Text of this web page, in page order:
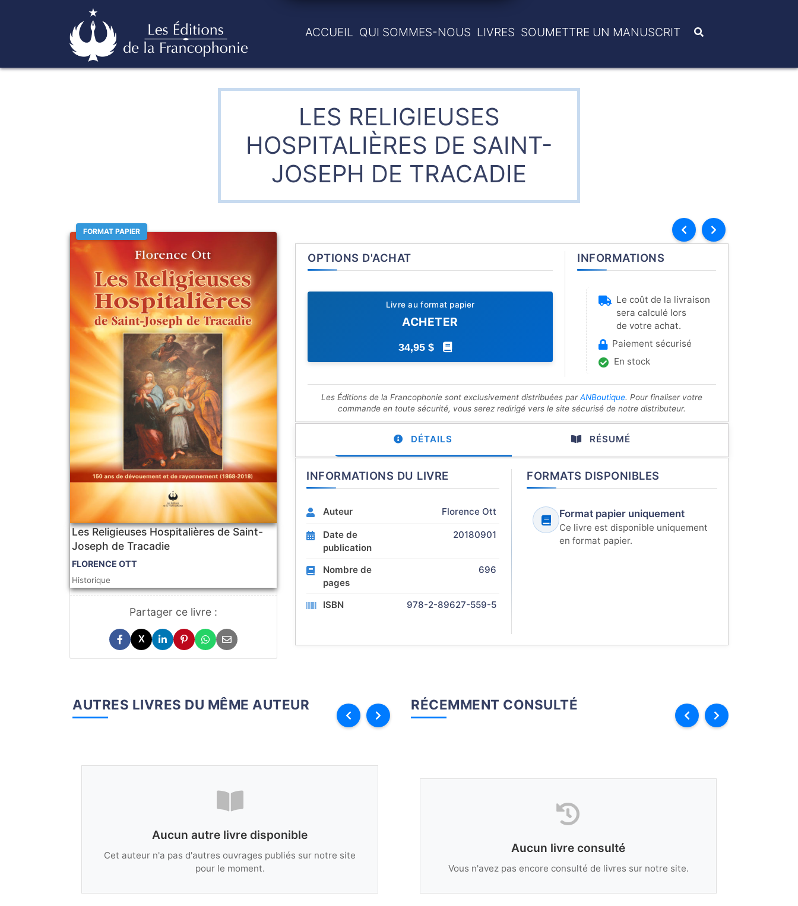
Skip
Éditions de la francophonie
ACCUEIL QUI SOMMES-NOUS LIVRES SOUMETTRE UN MANUSCRIT
LES RELIGIEUSES
HOSPITALIÈRES DE SAINT-
JOSEPH DE TRACADIE
FORMAT PAPIER
Les Religieuses Hospitalières de Saint-
Joseph de Tracadie
FLORENCE OTT
Historique
Partager ce livre :
X
OPTIONS D'ACHAT
Livre au format papier
ACHETER
34,95 $
INFORMATIONS
Le coût de la livraison
sera calculé lors
de votre achat.
Paiement sécurisé
En stock
Les Éditions de la Francophonie sont exclusivement distribuées parANBoutique. Pour finaliser votre
commande en toute sécurité, vous serez redirigé vers le site sécurisé de notre distributeur.
DÉTAILS RÉSUMÉ
INFORMATIONS DU LIVRE
Auteur Florence Ott
Date de
publication
20180901
Nombre de
pages
696
ISBN 978-2-89627-559-5
FORMATS DISPONIBLES
Format papier uniquement
Ce livre est disponible uniquement
en format papier.
AUTRES LIVRES DU MÊME AUTEUR
Aucun autre livre disponible
Cet auteur n'a pas d'autres ouvrages publiés sur notre site
pour le moment.
RÉCEMMENT CONSULTÉ
Aucun livre consulté
Vous n'avez pas encore consulté de livres sur notre site.